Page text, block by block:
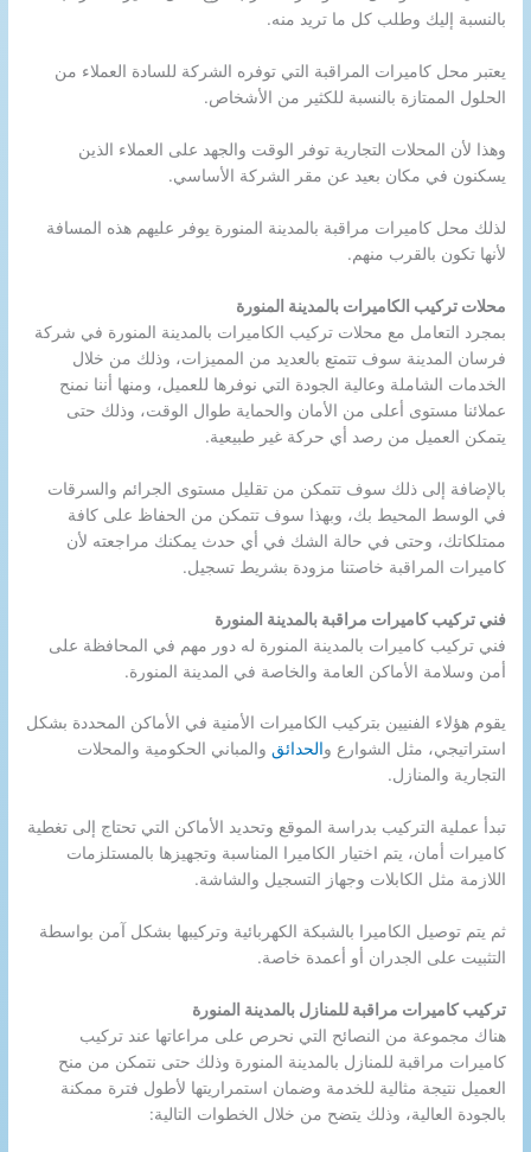
بالنسبة إليك وطلب كل ما تريد منه.
يعتبر محل كاميرات المراقبة التي توفره الشركة للسادة العملاء من
الحلول الممتازة بالنسبة للكثير من الأشخاص.
وهذا لأن المحلات التجارية توفر الوقت والجهد على العملاء الذين
يسكنون في مكان بعيد عن مقر الشركة الأساسي.
لذلك محل كاميرات مراقبة بالمدينة المنورة يوفر عليهم هذه المسافة
لأنها تكون بالقرب منهم.
محلات تركيب الكاميرات بالمدينة المنورة
بمجرد التعامل مع محلات تركيب الكاميرات بالمدينة المنورة في شركة
فرسان المدينة سوف تتمتع بالعديد من المميزات، وذلك من خلال
الخدمات الشاملة وعالية الجودة التي نوفرها للعميل، ومنها أننا نمنح
عملائنا مستوى أعلى من الأمان والحماية طوال الوقت، وذلك حتى
يتمكن العميل من رصد أي حركة غير طبيعية.
بالإضافة إلى ذلك سوف تتمكن من تقليل مستوى الجرائم والسرقات
في الوسط المحيط بك، وبهذا سوف تتمكن من الحفاظ على كافة
ممتلكاتك، وحتى في حالة الشك في أي حدث يمكنك مراجعته لأن
كاميرات المراقبة خاصتنا مزودة بشريط تسجيل.
فني تركيب كاميرات مراقبة بالمدينة المنورة
فني تركيب كاميرات بالمدينة المنورة له دور مهم في المحافظة على
أمن وسلامة الأماكن العامة والخاصة في المدينة المنورة.
يقوم هؤلاء الفنيين بتركيب الكاميرات الأمنية في الأماكن المحددة بشكل
استراتيجي، مثل الشوارع والحدائق والمباني الحكومية والمحلات
التجارية والمنازل.
تبدأ عملية التركيب بدراسة الموقع وتحديد الأماكن التي تحتاج إلى تغطية
كاميرات أمان، يتم اختيار الكاميرا المناسبة وتجهيزها بالمستلزمات
اللازمة مثل الكابلات وجهاز التسجيل والشاشة.
ثم يتم توصيل الكاميرا بالشبكة الكهربائية وتركيبها بشكل آمن بواسطة
التثبيت على الجدران أو أعمدة خاصة.
تركيب كاميرات مراقبة للمنازل بالمدينة المنورة
هناك مجموعة من النصائح التي نحرص على مراعاتها عند تركيب
كاميرات مراقبة للمنازل بالمدينة المنورة وذلك حتى نتمكن من منح
العميل نتيجة مثالية للخدمة وضمان استمراريتها لأطول فترة ممكنة
بالجودة العالية، وذلك يتضح من خلال الخطوات التالية: